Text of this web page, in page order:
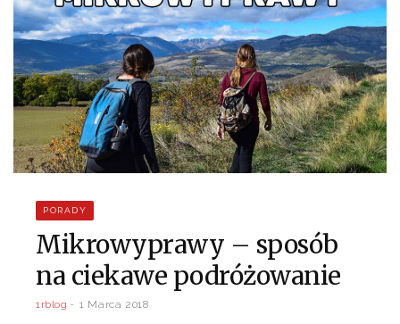
PORADY
Mikrowyprawy – sposób
na ciekawe podróżowanie
1rblog 1 Marca 2018